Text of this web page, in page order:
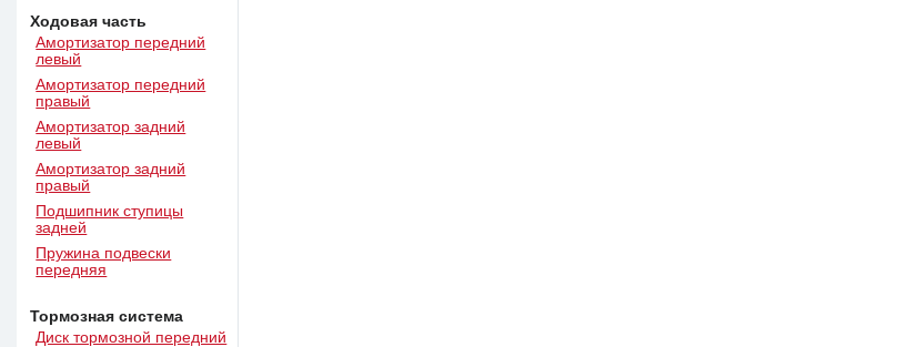
Ходовая часть
Амортизатор передний
левый
Амортизатор передний
правый
Амортизатор задний
левый
Амортизатор задний
правый
Подшипник ступицы
задней
Пружина подвески
передняя
Тормозная система
Диск тормозной передний